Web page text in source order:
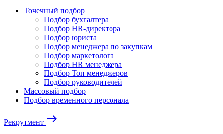
Точечный подбор
Подбор бухгалтера
Подбор HR-директора
Подбор юриста
Подбор менеджера по закупкам
Подбор маркетолога
Подбор HR менеджера
Подбор Топ менеджеров
Подбор руководителей
Массовый подбор
Подбор временного персонала
Рекрутмент east